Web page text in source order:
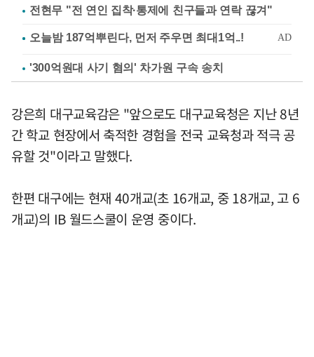
전현무 "전 연인 집착·통제에 친구들과 연락 끊겨"
'300억원대 사기 혐의' 차가원 구속 송치
강은희 대구교육감은 "앞으로도 대구교육청은 지난 8년
간 학교 현장에서 축적한 경험을 전국 교육청과 적극 공
유할 것"이라고 말했다.
한편 대구에는 현재 40개교(초 16개교, 중 18개교, 고 6
개교)의 IB 월드스쿨이 운영 중이다.